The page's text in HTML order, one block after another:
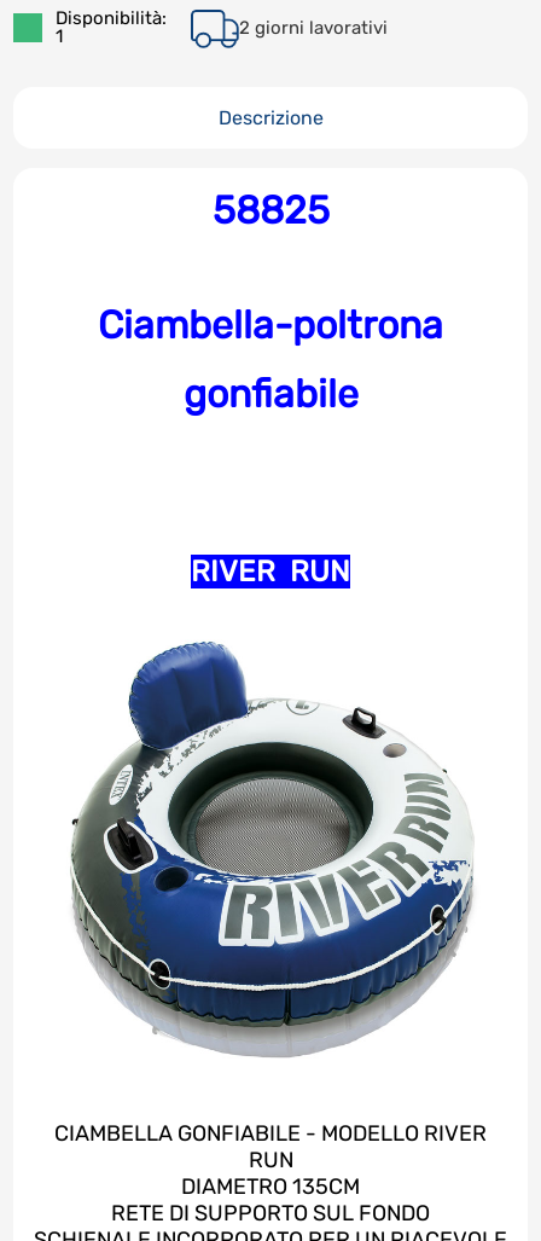
Disponibilità:
1
2 giorni lavorativi
Descrizione
58825
Ciambella-poltrona
gonfiabile
RIVER RUN
CIAMBELLA GONFIABILE - MODELLO RIVER
RUN
DIAMETRO 135CM
RETE DI SUPPORTO SUL FONDO